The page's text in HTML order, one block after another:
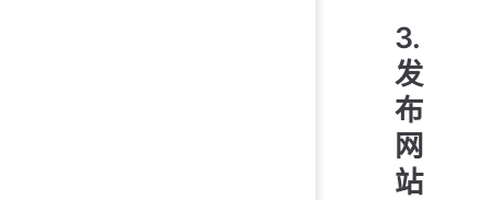
3.
发
布
网
站